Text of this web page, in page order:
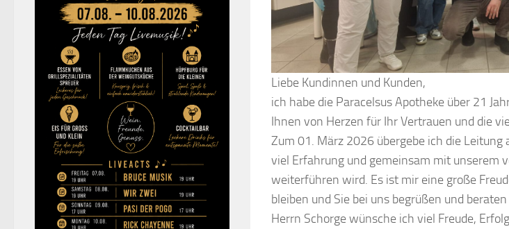
Liebe Kundinnen und Kunden,
ich habe die Paracelsus Apotheke über 21
Ihnen von Herzen für Ihr Vertrauen und die
Zum 01. März 2026 übergebe ich die Leitung
viel Erfahrung und gemeinsam mit unserem
weiterführen wird. Es ist mir eine große
bleiben und Sie bei uns begrüßen und
Herrn Schorge wünsche ich viel Freude,